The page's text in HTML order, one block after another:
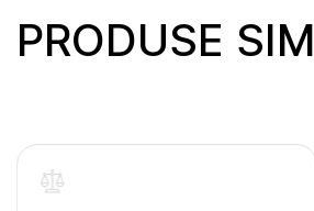
PRODUSE